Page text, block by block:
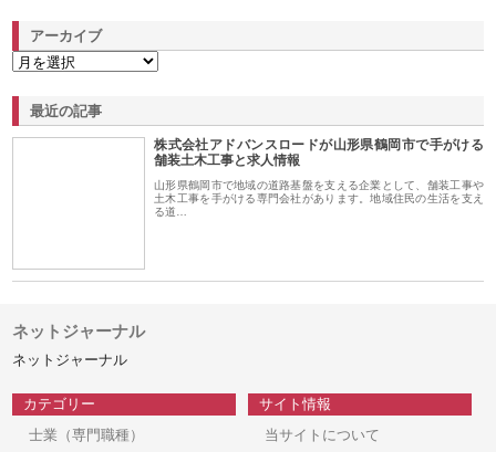
アーカイブ
最近の記事
株式会社アドバンスロードが山形県鶴岡市で手がける
舗装土木工事と求人情報
山形県鶴岡市で地域の道路基盤を支える企業として、舗装工事や
土木工事を手がける専門会社があります。地域住民の生活を支え
る道…
ネットジャーナル
ネットジャーナル
カテゴリー
士業（専門職種）
サイト情報
当サイトについて